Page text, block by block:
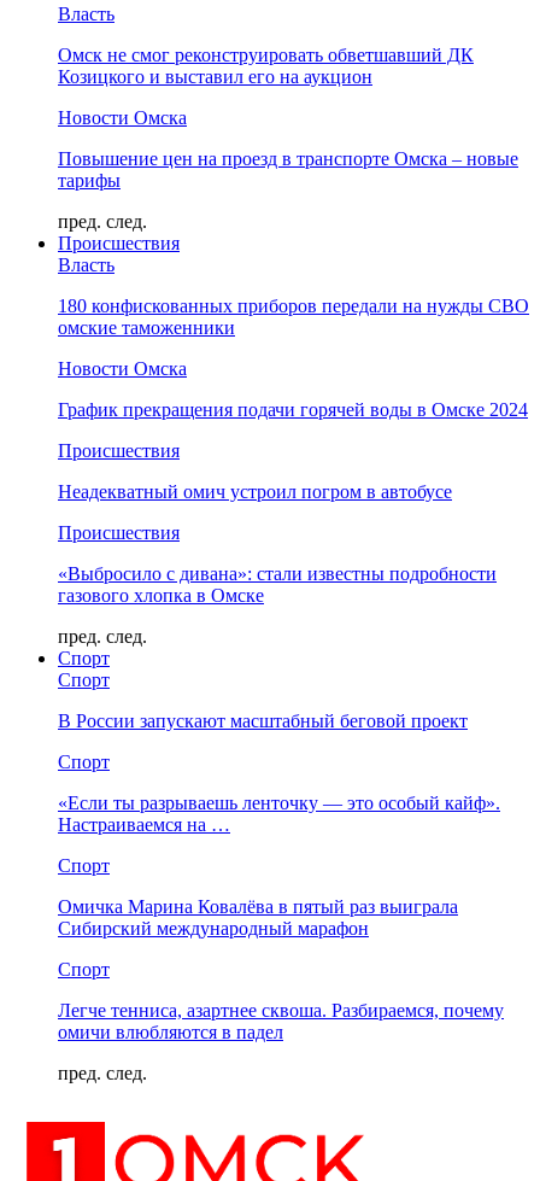
Власть
Омск не смог реконструировать обветшавший ДК
Козицкого и выставил его на аукцион
Новости Омска
Повышение цен на проезд в транспорте Омска – новые
тарифы
пред. след.
Происшествия
Власть
180 конфискованных приборов передали на нужды СВО
омские таможенники
Новости Омска
График прекращения подачи горячей воды в Омске 2024
Происшествия
Неадекватный омич устроил погром в автобусе
Происшествия
«Выбросило с дивана»: стали известны подробности
газового хлопка в Омске
пред. след.
Спорт
Спорт
В России запускают масштабный беговой проект
Спорт
«Если ты разрываешь ленточку — это особый кайф».
Настраиваемся на …
Спорт
Омичка Марина Ковалёва в пятый раз выиграла
Сибирский международный марафон
Спорт
Легче тенниса, азартнее сквоша. Разбираемся, почему
омичи влюбляются в падел
пред. след.